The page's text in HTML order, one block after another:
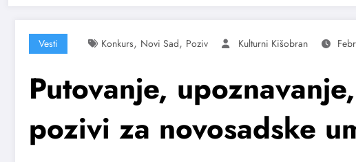
Vesti Konkurs, Novi Sad, Poziv Kulturni Kišobran
Putovanje,
pozivi za novosadske